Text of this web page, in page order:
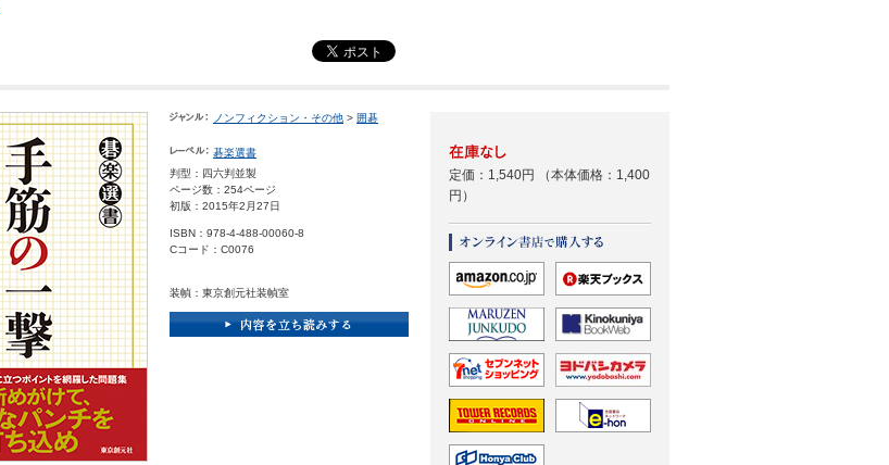
定価：1,540円
（本体価格：1,400
円）
ノンフィクション・その他 > 囲碁
碁楽選書
判型：四六判並製
ページ数：254ページ
初版：2015年2月27日
ISBN：978-4-488-00060-8
Cコード：C0076
装幀：東京創元社装幀室